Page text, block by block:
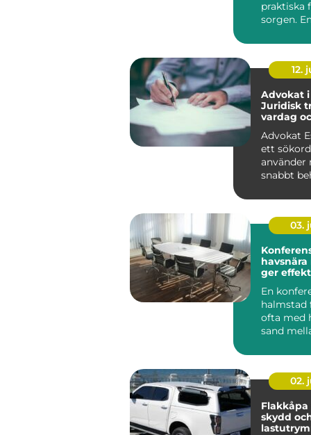
praktiska
sorgen.
Begra...
12.
Advokat
Juridisk
vardag
Advokat
ett
använder
snabbt
03.
ger effekt
En
halmstad
ofta med
sand
landskap
02.
Flakkåpa smart
skydd